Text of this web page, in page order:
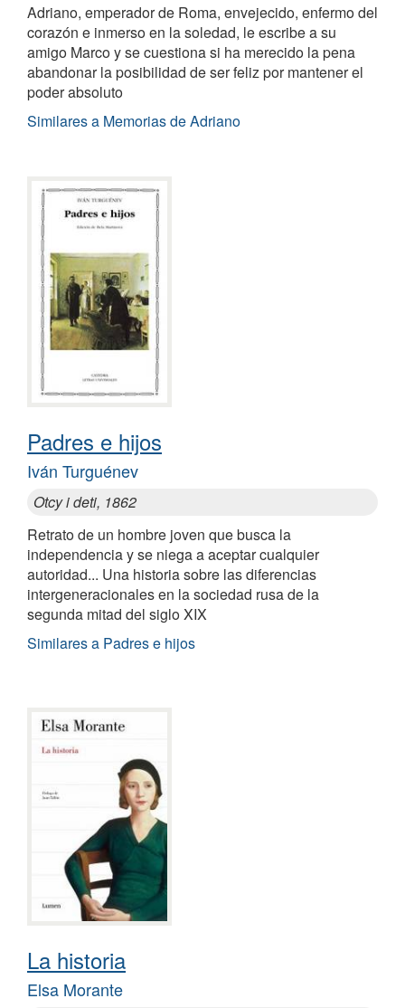
Adriano, emperador de Roma, envejecido, enfermo del
corazón e inmerso en la soledad, le escribe a su
amigo Marco y se cuestiona si ha merecido la pena
abandonar la posibilidad de ser feliz por mantener el
poder absoluto
Similares a Memorias de Adriano
Padres e hijos
Iván Turguénev
Otcy i deti, 1862
Retrato de un hombre joven que busca la
independencia y se niega a aceptar cualquier
autoridad... Una historia sobre las diferencias
intergeneracionales en la sociedad rusa de la
segunda mitad del siglo XIX
Similares a Padres e hijos
La historia
Elsa Morante